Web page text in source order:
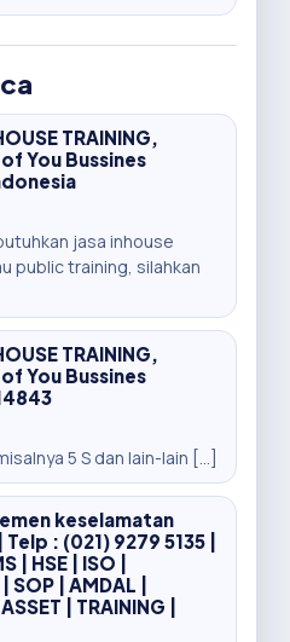
TRAINING,
of You Bussines
jasa inhouse
public training, silahkan
TRAINING,
of You Bussines
5 S dan lain-lain […]
keselamatan
: (021) 9279 5135 |
| HSE | ISO |
SOP | AMDAL |
| TRAINING |